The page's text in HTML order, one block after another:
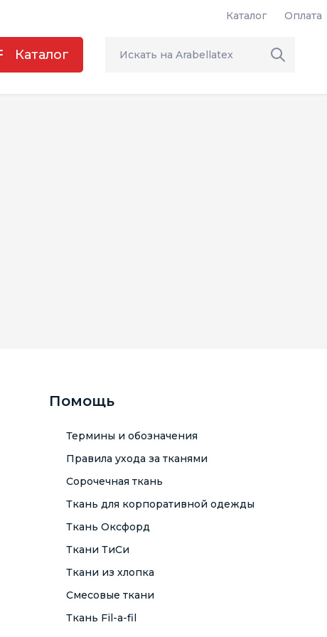
Каталог Оплата
Каталог
Помощь
Термины и обозначения
Правила ухода за тканями
Сорочечная ткань
Ткань для корпоративной одежды
Ткань Оксфорд
Ткани ТиСи
Ткани из хлопка
Смесовые ткани
Ткань Fil-a-fil